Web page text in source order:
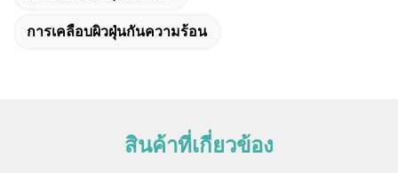
การเคลือบผิวฝุ่นกันความร้อน
สินค้าที่เกี่ยวข้อง